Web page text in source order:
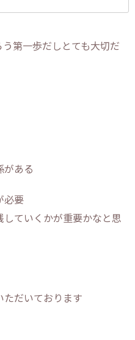
第一歩だしとても大切だ
がある
必要
していくかが重要かなと思
だいております